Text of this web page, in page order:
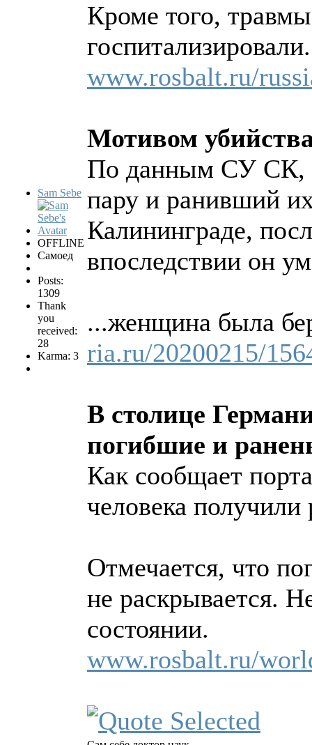
Sam Sebe
OFFLINE
Самоед
Posts:
1309
Thank
you
received:
28
Karma: 3
Кроме того,
www.rosbalt.ru/
Мотивом
По данным СУ СК,
пару и ранивший
Калининграде,
впоследствии он
...женщина была
ria.ru/20200215/
В столице
погибшие и
Как сообщает
человека
Отмечается, что
не раскрывается.
состоянии.
www.rosbalt.ru/